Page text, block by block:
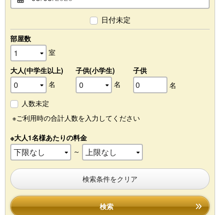
日付未定
部屋数
室
大人(中学生以上)
名
子供(小学生)
名
子供
名
人数未定
※ご利用時の合計人数を入力してください
※大人1名様あたりの料金
～
検索条件をクリア
検索